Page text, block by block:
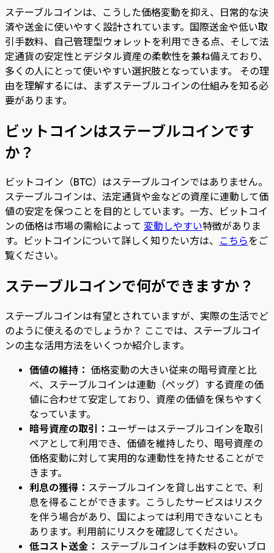
ステーブルコインは、こうした価格変動を抑え、日常的な決
済や送金に使いやすく設計されています。国際送金や低い取
引手数料、自己管理型ウォレットを利用できる点、そして法
定通貨の安定性とデジタル資産の柔軟性を兼ね備えており、
多くの人にとって使いやすい選択肢となっています。 その理
由を理解するには、まずステーブルコインの仕組みを知る必
要があります。
ビットコインはステーブルコインです
か？
ビットコイン（BTC）はステーブルコインではありません。
ステーブルコインは、法定通貨や金などの資産に連動して価
値の安定を保つことを目的としています。一方、ビットコイ
ンの価格は市場の需給によって 変動しやすい特徴がありま
す。ビットコインについて詳しく知りたい方は、
こちらをご
覧ください。
ステーブルコインで何ができますか？
ステーブルコインは有望とされていますが、実際の生活でど
のように使えるのでしょうか？ ここでは、ステーブルコイ
ンの主な活用方法をいくつか紹介します。
価値の維持：
価格変動の大きい従来の暗号資産と比
べ、ステーブルコインは連動（ペッグ）する資産の価
値に合わせて安定しており、資産の価値を保ちやすく
なっています。
暗号資産の取引： ユーザーはステーブルコインを取引
ペアとして利用でき、価値を維持したり、暗号資産の
価格変動に対して実用的な連動性を持たせることがで
きます。
利息の獲得： ステーブルコインを貸し出すことで、利
息を得ることができます。こうしたサービスはリスク
を伴う場合があり、国によっては利用できないことも
あります。利用前にリスクを確認してください。‍
低コスト送金：
ステーブルコインは手数料の安いブロ